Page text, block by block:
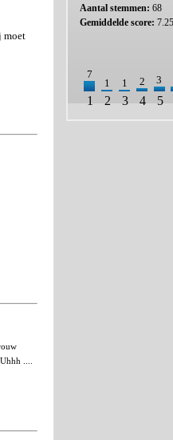
moet
....
Aantal stemmen: 68
Gemiddelde score: 7.25
7
1 1 2 3
1 2 3 4 5